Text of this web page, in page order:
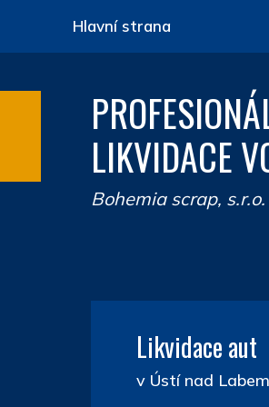
Hlavní strana
LIKVIDACE
Bohemia scrap, s.r.o.
Likvidace aut
v Ústí nad